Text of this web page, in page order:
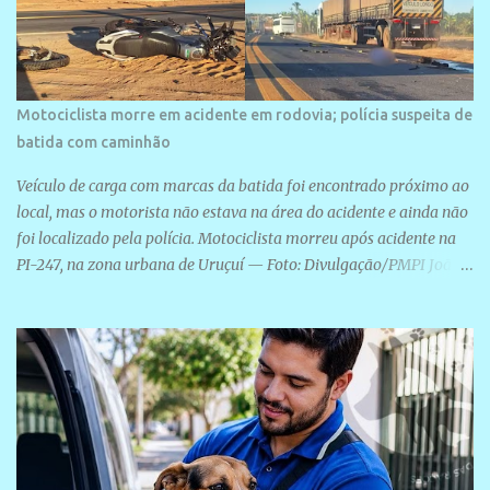
Motociclista morre em acidente em rodovia; polícia suspeita de
batida com caminhão
Veículo de carga com marcas da batida foi encontrado próximo ao
local, mas o motorista não estava na área do acidente e ainda não
foi localizado pela polícia. Motociclista morreu após acidente na
PI-247, na zona urbana de Uruçuí — Foto: Divulgação/PMPI João
A Polícia Militar informou que um caminhão com marcas de
colisão foi encontrado próximo ao local. Segundo o 10º Batalhão
da Polícia Militar (10º BPM), a equipe foi acionada por volta das 6h
para atender à ocorrência. Material de referência geográfica Ao
chegar ao local, os policiais constataram a morte do motociclista e
encontraram um caminhão com marcas da colisão próximo à área